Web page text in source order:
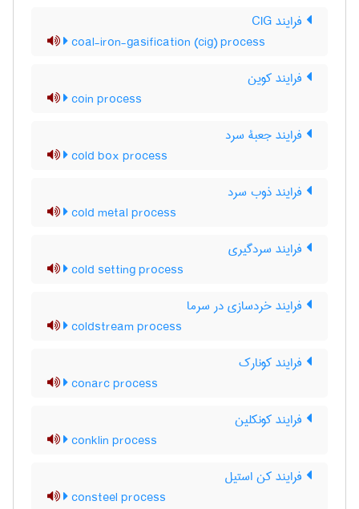
فرایند CIG
coal-iron-gasification (cig) process
فرایند کوین
coin process
فرایند جعبۀ سرد
cold box process
فرایند ذوب سرد
cold metal process
فرایند سردگیری
cold setting process
فرایند خردسازی در سرما
coldstream process
فرایند کونارک
conarc process
فرایند کونکلین
conklin process
فرایند کن استیل
consteel process